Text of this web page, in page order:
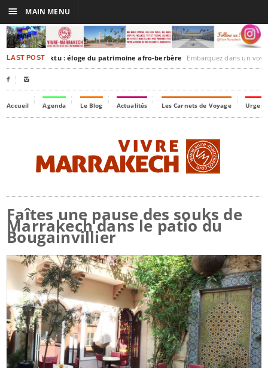
LAST POSTTimbuktu : éloge du patrimoine afro-berbère Embarquez dans un voyage culturel dans le
 
Accueil Agenda Le Blog Actualités Les Carnets de Voyage
Faîtes une pause des souks de
Marrakech dans le patio du
Bougainvillier
☰ MAIN MENU